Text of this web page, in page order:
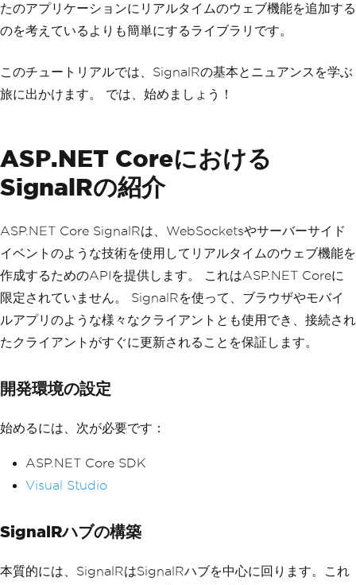
たのアプリケーションにリアルタイムのウェブ機能を追加する
のを考えているよりも簡単にするライブラリです。
このチュートリアルでは、SignalRの基本とニュアンスを学ぶ
旅に出かけます。 では、始めましょう！
ASP.NET Coreにおける
SignalRの紹介
ASP.NET Core SignalRは、WebSocketsやサーバーサイド
イベントのような技術を使用してリアルタイムのウェブ機能を
作成するためのAPIを提供します。 これはASP.NET Coreに
限定されていません。 SignalRを使って、ブラウザやモバイ
ルアプリのような様々なクライアントとも使用でき、接続され
たクライアントがすぐに更新されることを保証します。
開発環境の設定
始めるには、次が必要です：
ASP.NET Core SDK
Visual Studio
SignalRハブの構築
本質的には、SignalRはSignalRハブを中心に回ります。これ